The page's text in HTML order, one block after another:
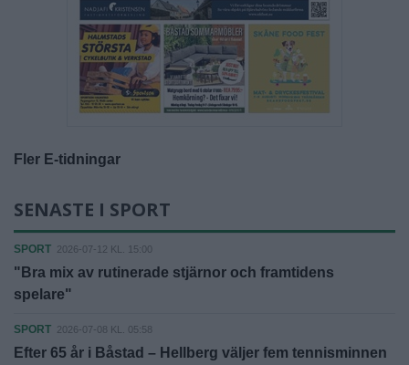
Fler E-tidningar
SENASTE I SPORT
SPORT 2026-07-12 KL. 15:00
"Bra mix av rutinerade stjärnor och framtidens
spelare"
SPORT 2026-07-08 KL. 05:58
Efter 65 år i Båstad – Hellberg väljer fem tennisminnen